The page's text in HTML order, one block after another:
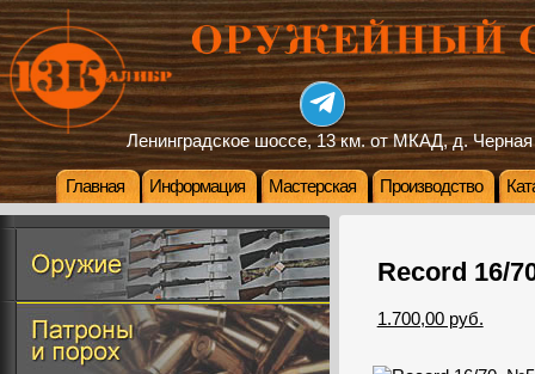
Ленинградское шоссе, 13 км. от МКАД, д. Черная
Главная Информация Мастерская Производство
Record 16/
1.700,00 руб.